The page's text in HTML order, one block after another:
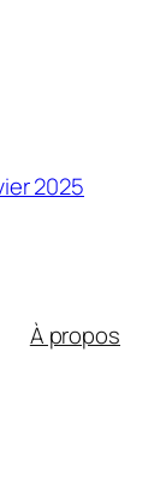
2025
À propos